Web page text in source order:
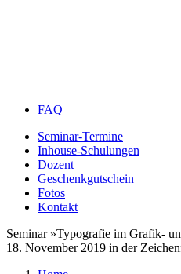
FAQ
Seminar-Termine
Inhouse-Schulungen
Dozent
Geschenkgutschein
Fotos
Kontakt
Seminar »Typografie im Grafik-
18. November 2019 in der